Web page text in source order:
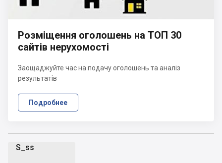
S_ss
Розміщення оголошень на ТОП 30
сайтів нерухомості
Заощаджуйте час на подачу оголошень та аналіз
результатів
Подробнее